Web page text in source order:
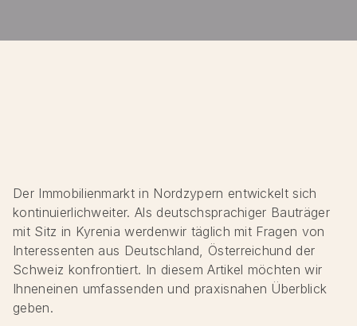
Der Immobilienmarkt in Nordzypern entwickelt sich
kontinuierlichweiter. Als deutschsprachiger Bauträger
mit Sitz in Kyrenia werdenwir täglich mit Fragen von
Interessenten aus Deutschland, Österreichund der
Schweiz konfrontiert. In diesem Artikel möchten wir
Ihneneinen umfassenden und praxisnahen Überblick
geben.